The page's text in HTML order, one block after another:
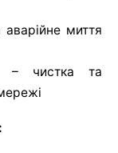
миття
– чистка та